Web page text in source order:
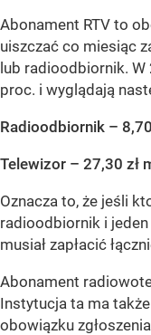
Abonament RTV to
uiszczać co miesiąc
lub radioodbiornik.
proc. i wyglądają
Radioodbiornik –
Telewizor – 27,30 zł
Oznacza to, że jeśli
radioodbiornik i
musiał zapłacić
Abonament
Instytucja ta ma
obowiązku